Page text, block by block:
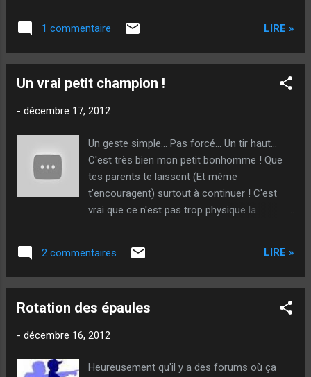
souvent parlé, y compris sur ce blog... En
matière d'échecs, le thème du reportage, on
situations... A force de répétition, répétition
de réfléchir à son coup, il va le faire par
parallèle avec la pétanque, en affirmant que,
plus on joue souvent ( ce que fait Dylan
Rocher ), moins on aura besoin de temps
pour tirer... Il a l'habitude de se concentrer
! D'ailleurs, rappelez-vous son petit frère à
envoyer... Si l'instinct était aussi génétique
1 commentaire LIRE »
Un vrai petit champion !
- décembre 17, 2012
Un geste simple... Pas forcé... Un tir haut...
C'est très bien mon petit bonhomme ! Que
tes parents te laissent (Et même
t'encouragent) surtout à continuer ! C'est
vrai que ce n'est pas trop physique la
gars... Et juste licencié ! @++ Sougil - Et le
beurre
2 commentaires LIRE »
Rotation des épaules
- décembre 16, 2012
Heureusement qu'il y a des forums où ça